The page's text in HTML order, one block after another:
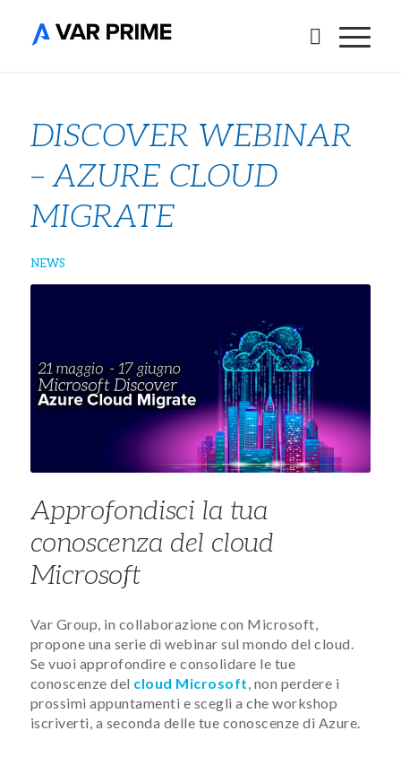
DISCOVER WEBINAR
– AZURE CLOUD
MIGRATE
NEWS
Approfondisci la tua
conoscenza del cloud
Microsoft
Var Group, in collaborazione con Microsoft,
propone una serie di webinar sul mondo del cloud.
Se vuoi approfondire e consolidare le tue
conoscenze del cloud Microsoft , non perdere i
prossimi appuntamenti e scegli a che workshop
iscriverti, a seconda delle tue conoscenze di Azure.